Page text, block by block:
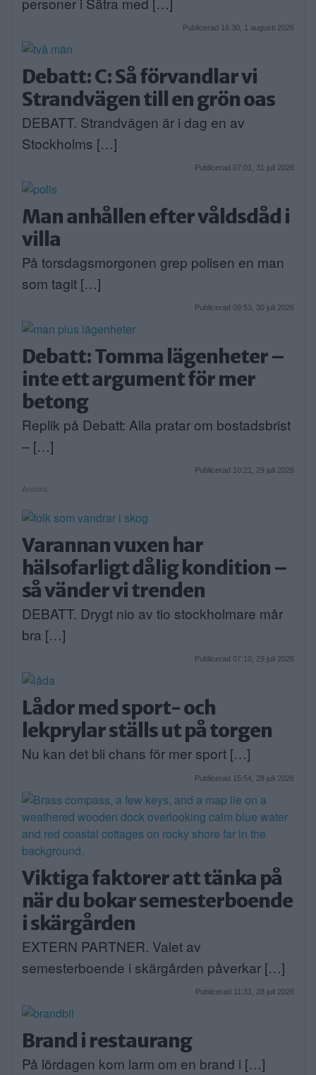
Publicerad 16:30, 1 augusti 2026
Debatt: C: Så förvandlar vi
Strandvägen till en grön oas
DEBATT. Strandvägen är i dag en av
Stockholms […]
Publicerad 07:01, 31 juli 2026
Man anhållen efter våldsdåd i
villa
På torsdagsmorgonen grep polisen en man
som tagit […]
Publicerad 09:53, 30 juli 2026
Debatt: Tomma lägenheter –
inte ett argument för mer
betong
Replik på Debatt: Alla pratar om bostadsbrist
– […]
Publicerad 10:21, 29 juli 2026
Annons:
Varannan vuxen har
hälsofarligt dålig kondition –
så vänder vi trenden
DEBATT. Drygt nio av tio stockholmare mår
bra […]
Publicerad 07:10, 29 juli 2026
Lådor med sport- och
lekprylar ställs ut på torgen
Nu kan det bli chans för mer sport […]
Publicerad 15:54, 28 juli 2026
Viktiga faktorer att tänka på
när du bokar semesterboende
i skärgården
EXTERN PARTNER. Valet av
semesterboende i skärgården påverkar […]
Publicerad 11:31, 28 juli 2026
Brand i restaurang
På lördagen kom larm om en brand i […]